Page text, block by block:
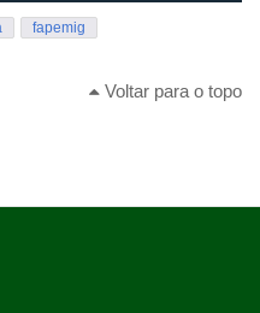
fapemig
Voltar para o topo